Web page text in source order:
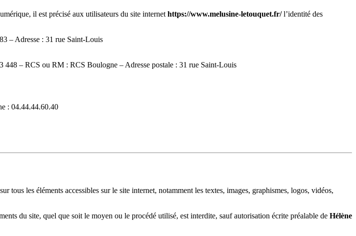
il est précisé aux utilisateurs du site internet https://www.melusine-letouquet.fr/ l’identité des
– Adresse : 31 rue Saint-Louis
448 – RCS ou RM : RCS Boulogne – Adresse postale : 31 rue Saint-Louis
: 04.44.44.60.40
tous les éléments accessibles sur le site internet, notamment les textes, images, graphismes, logos, vidéos,
du site, quel que soit le moyen ou le procédé utilisé, est interdite, sauf autorisation écrite préalable de Hélène